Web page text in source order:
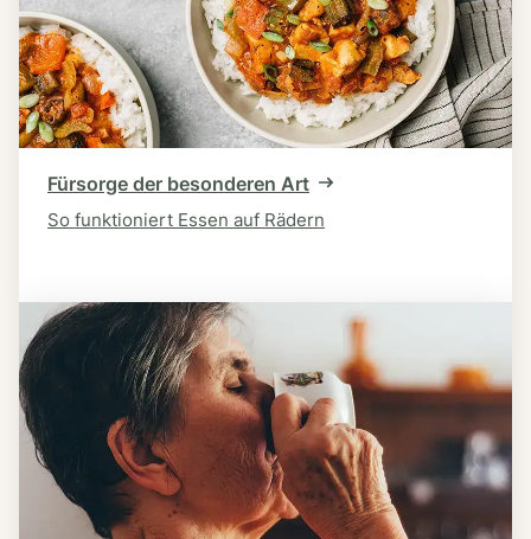
Fürsorge der besonderen Art
So funktioniert Essen auf Rädern